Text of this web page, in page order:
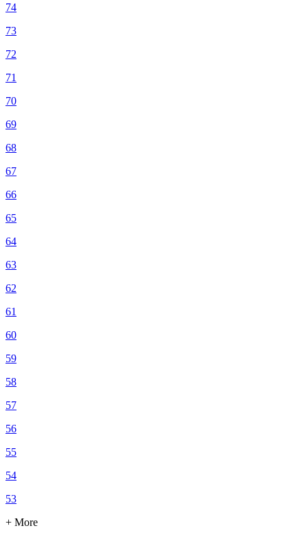
74
73
72
71
70
69
68
67
66
65
64
63
62
61
60
59
58
57
56
55
54
53
+ More